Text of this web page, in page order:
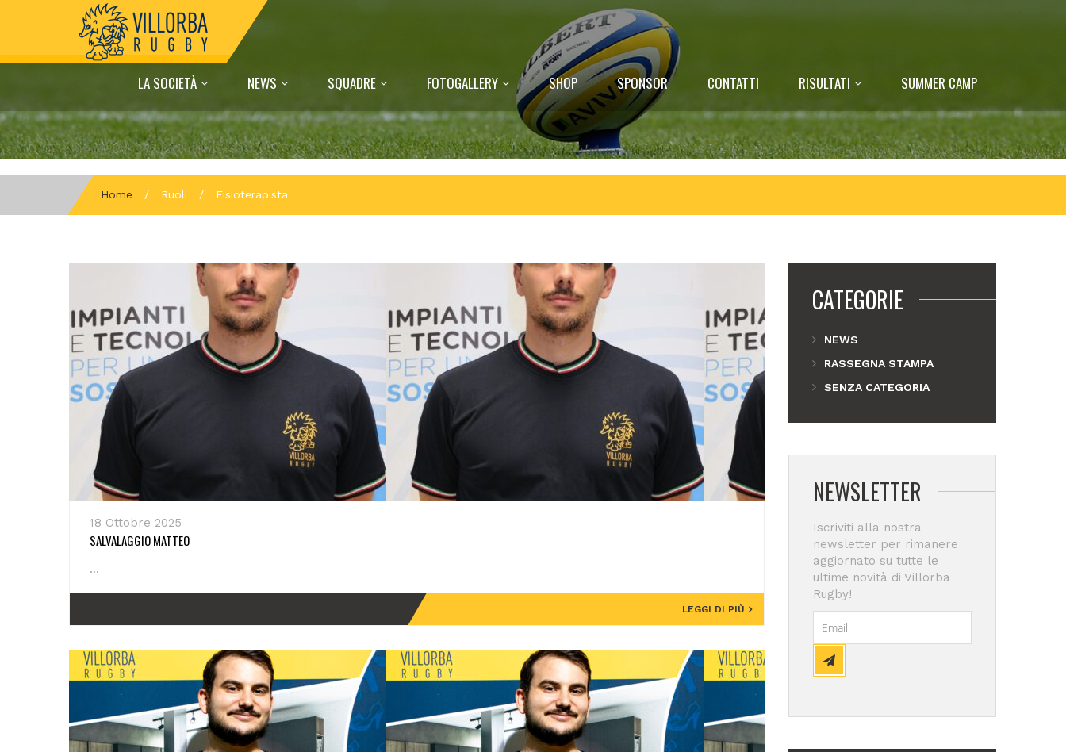
LA SOCIETÀ NEWS SQUADRE FOTOGALLERY SHOP SPONSOR CONTATTI RISULTATI SUMMER CAMP
Home / Ruoli / Fisioterapista
18 Ottobre 2025
SALVALAGGIO MATTEO
...
LEGGI DI PIÙ
CATEGORIE
NEWS
RASSEGNA STAMPA
SENZA CATEGORIA
NEWSLETTER
Iscriviti alla nostra
newsletter per rimanere
aggiornato su tutte le
ultime novità di Villorba
Rugby!